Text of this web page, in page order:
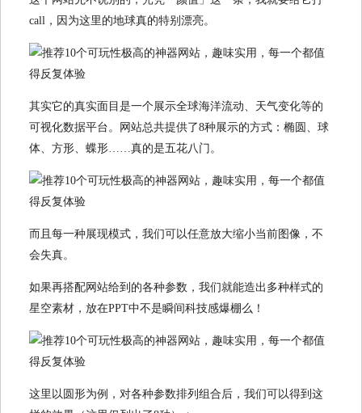
call，因为这里的地球真的特别漂亮。
其实它的真实面目是一个展示全球海洋流动、天气变化等的
可视化数据平台。网站总共提供了8种展示的方式：椭圆、球
体、方形、蝶形……真的是五花八门。
而且每一种展现模式，我们可以任意放大缩小当前图像，不
会失真。
如果再搭配网站给到的各种参数，我们就能造出多种样式的
星空素材，放在PPT中不是瞬间科技感爆棚么！
这里以圆形为例，对各种参数排列组合后，我们可以得到这